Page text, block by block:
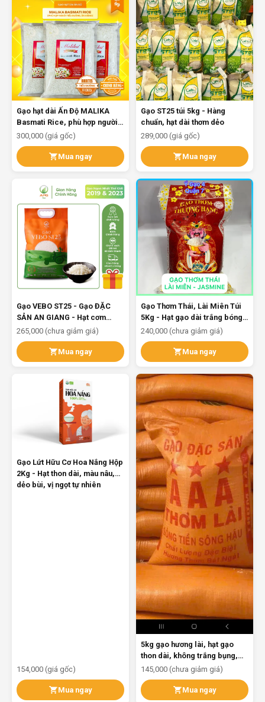
Gạo hạt dài Ấn Độ MALIKA
Basmati Rice, phù hợp người
tiểu đường, ăn kiêng, 1kg
300,000 (giá gốc)
Mua ngay
Gạo ST25 túi 5kg - Hàng
chuẩn, hạt dài thơm dẻo
289,000 (giá gốc)
Mua ngay
Gạo VEBO ST25 - Gạo ĐẶC
SẢN AN GIANG - Hạt cơm
trắng, dài bóng dẻo gói 5KG
265,000 (chưa giảm giá)
Mua ngay
Gạo Thơm Thái, Lài Miên Túi
5Kg - Hạt gạo dài trắng bóng,
dẻo thơm mềm cơm
240,000 (chưa giảm giá)
Mua ngay
Gạo Lứt Hữu Cơ Hoa Nắng Hộp
2Kg - Hạt thon dài, màu nâu,
dẻo bùi, vị ngọt tự nhiên
154,000 (giá gốc)
Mua ngay
5kg gạo hương lài, hạt gạo
thon dài, không trắng bụng,
gạo nấu dẻo cơm, không kén
người ăn, cải thiện khẩu vị bữa
ăn
145,000 (chưa giảm giá)
Mua ngay